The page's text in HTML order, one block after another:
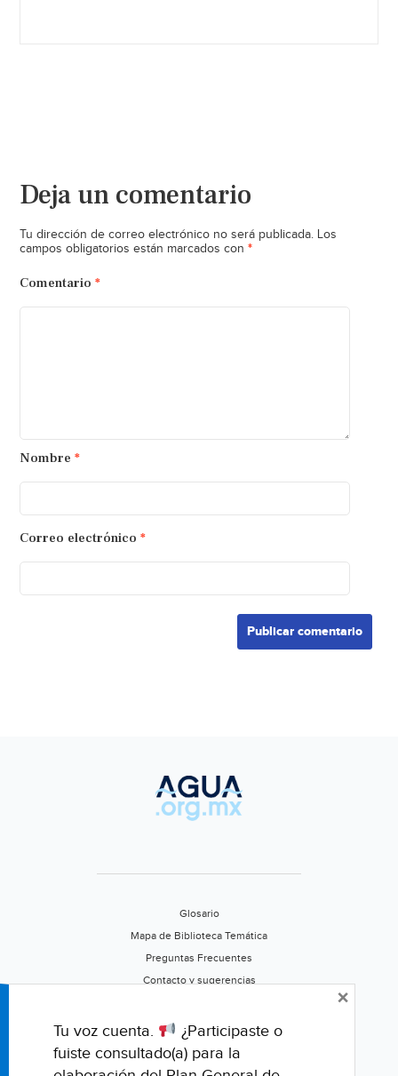
Deja un comentario
Tu dirección de correo electrónico no será publicada. Los
campos obligatorios están marcados con *
Comentario *
Nombre *
Correo electrónico *
Glosario
Mapa de Biblioteca Temática
Preguntas Frecuentes
Contacto y sugerencias
Califica este portal
Tu voz cuenta.
¿Participaste o
fuiste consultado(a) para la
×